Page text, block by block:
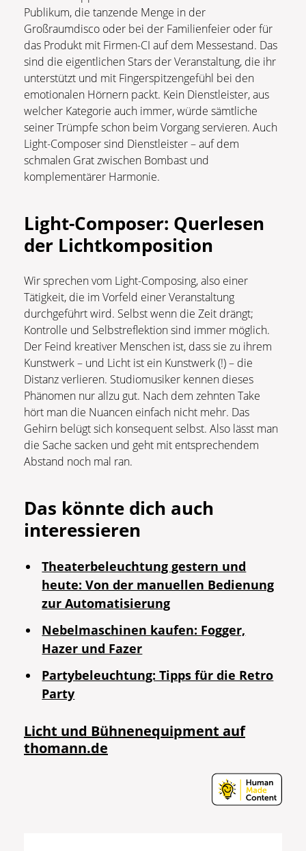
Publikum, die tanzende Menge in der
Großraumdisco oder bei der Familienfeier oder für
das Produkt mit Firmen-CI auf dem Messestand. Das
sind die eigentlichen Stars der Veranstaltung, die ihr
unterstützt und mit Fingerspitzengefühl bei den
emotionalen Hörnern packt. Kein Dienstleister, aus
welcher Kategorie auch immer, würde sämtliche
seiner Trümpfe schon beim Vorgang servieren. Auch
Light-Composer sind Dienstleister – auf dem
schmalen Grat zwischen Bombast und
komplementärer Harmonie.
Light-Composer: Querlesen
der Lichtkomposition
Wir sprechen vom Light-Composing, also einer
Tätigkeit, die im Vorfeld einer Veranstaltung
durchgeführt wird. Selbst wenn die Zeit drängt;
Kontrolle und Selbstreflektion sind immer möglich.
Der Feind kreativer Menschen ist, dass sie zu ihrem
Kunstwerk – und Licht ist ein Kunstwerk (!) – die
Distanz verlieren. Studiomusiker kennen dieses
Phänomen nur allzu gut. Nach dem zehnten Take
hört man die Nuancen einfach nicht mehr. Das
Gehirn belügt sich konsequent selbst. Also lässt man
die Sache sacken und geht mit entsprechendem
Abstand noch mal ran.
Das könnte dich auch
interessieren
Theaterbeleuchtung gestern und
heute: Von der manuellen Bedienung
zur Automatisierung
Nebelmaschinen kaufen: Fogger,
Hazer und Fazer
Partybeleuchtung: Tipps für die Retro
Party
Licht und Bühnenequipment auf
thomann.de